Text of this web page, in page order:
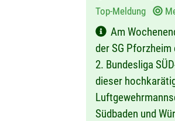
:
Top-Meldung
Am
der SG
2. Bundesliga
dieser
Südbaden und